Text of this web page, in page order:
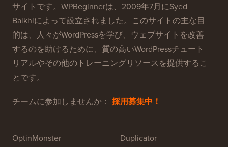
サイトです。WPBeginnerは、2009年7月にSyed
Balkhiによって設立されました。このサイトの主な目
的は、人々がWordPressを学び、ウェブサイトを改善
するのを助けるために、質の高いWordPressチュート
リアルやその他のトレーニングリソースを提供するこ
とです。
チームに参加しませんか： 採用募集中！
OptinMonster
Duplicator